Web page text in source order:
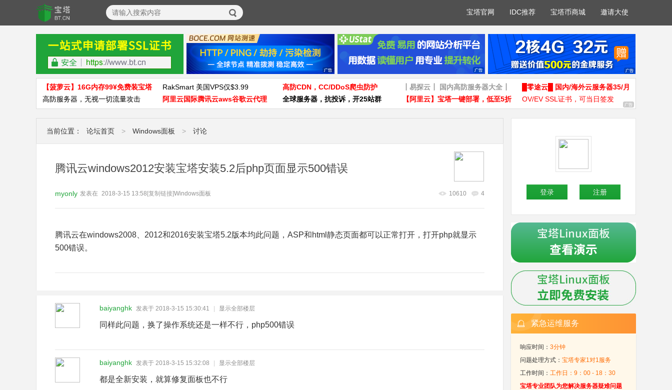
宝塔官网 IDC推荐 宝塔币商城 邀请大使
【菠萝云】16G内存99¥免费装宝塔 RakSmart 美国VPS仅$3.99 高防CDN，CC/DDoS爬虫防护 ┃易探云┃ 国内高防服务器大全┃
█零途云█ 国内/海外云服务器35/月
高防服务器，无视一切流量攻击
阿里云国际腾讯云aws谷歌云代理 全球服务器，抗投诉，开25站群 【阿里云】宝塔一键部署，低至5折 OV/EV SSL证书，可当日签发
当前位置： 论坛首页 > Windows面板 > 讨论
腾讯云windows2012安装宝塔安装5.2后php页面显示500错误
myonly 发表在 Windows面板
2018-3-15 13:58 [复制链接] 4
10610
腾讯云在windows2008、2012和2016安装宝塔5.2版本均此问题，ASP和html静态页面都可以正常打开，打开php就显示
500错误。
baiyanghk 发表于 2018-3-15 15:30:41 显示全部楼层
同样此问题，换了操作系统还是一样不行，php500错误
baiyanghk 发表于 2018-3-15 15:32:08 显示全部楼层
都是全新安装，就算修复面板也不行
登录 注册
紧急运维服务
响应时间： 3分钟
问题处理方式： 宝塔专家1对1服务
工作时间： 工作日：9：00 - 18：30
宝塔专业团队为您解决服务器疑难问题